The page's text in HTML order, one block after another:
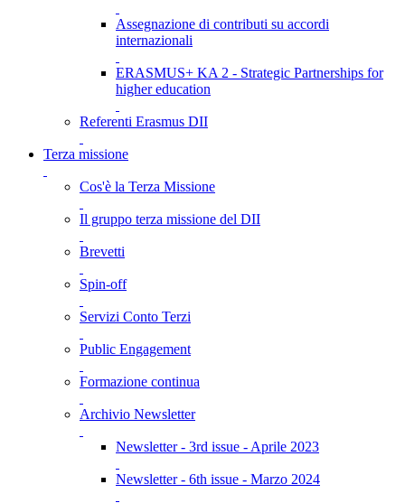
Assegnazione di contributi su accordi
internazionali
ERASMUS+ KA 2 - Strategic Partnerships for
higher education
Referenti Erasmus DII
Terza missione
Cos'è la Terza Missione
Il gruppo terza missione del DII
Brevetti
Spin-off
Servizi Conto Terzi
Public Engagement
Formazione continua
Archivio Newsletter
Newsletter - 3rd issue - Aprile 2023
Newsletter - 6th issue - Marzo 2024